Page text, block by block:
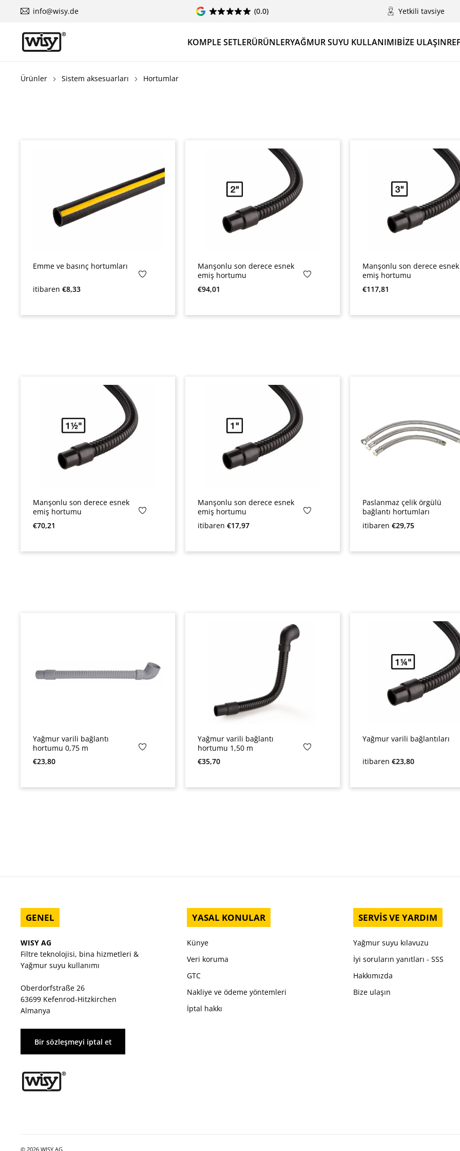
info@wisy.de (0.0) Yetkili tavsiye
KOMPLE SETLERÜRÜNLERYAĞMUR SUYU KULLANIMIBIZE ULAŞIN
Ürünler Sistem aksesuarları Hortumlar
Emme ve basınç hortumları
Normal fiyat:
itibaren €8,33
Manşonlu son derece esnek
emiş hortumu
Normal fiyat:
€94,01
Manşonlu son derece esnek
emiş hortumu
Normal fiyat:
€117,81
Manşonlu son derece esnek
emiş hortumu
Normal fiyat:
€70,21
Manşonlu son derece esnek
emiş hortumu
Normal fiyat:
itibaren €17,97
Paslanmaz çelik örgülü
bağlantı hortumları
Normal fiyat:
itibaren €29,75
Yağmur varili bağlantı
hortumu 0,75 m
Normal fiyat:
€23,80
Yağmur varili bağlantı
hortumu 1,50 m
Normal fiyat:
€35,70
Yağmur varili bağlantıları
Normal fiyat:
itibaren €23,80
GENEL
WISY AG
Filtre teknolojisi, bina hizmetleri &
Yağmur suyu kullanımı
Oberdorfstraße 26
63699 Kefenrod-Hitzkirchen
Almanya
Bir sözleşmeyi iptal et
YASAL KONULAR
Künye
Veri koruma
GTC
Nakliye ve ödeme yöntemleri
İptal hakkı
SERVIS VE YARDIM
Yağmur suyu kılavuzu
İyi soruların yanıtları - SSS
Hakkımızda
Bize ulaşın
© 2026 WISY AG